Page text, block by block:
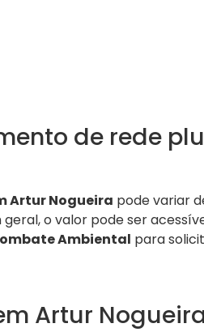
de rede
Artur Nogueira pode variar
o valor pode ser
Ambiental para
Artur